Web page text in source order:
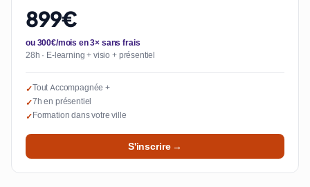
899€
ou 300€/mois en 3× sans frais
28h · E-learning + visio + présentiel
✓Tout Accompagnée +
✓7h en présentiel
✓Formation dans votre ville
S'inscrire →